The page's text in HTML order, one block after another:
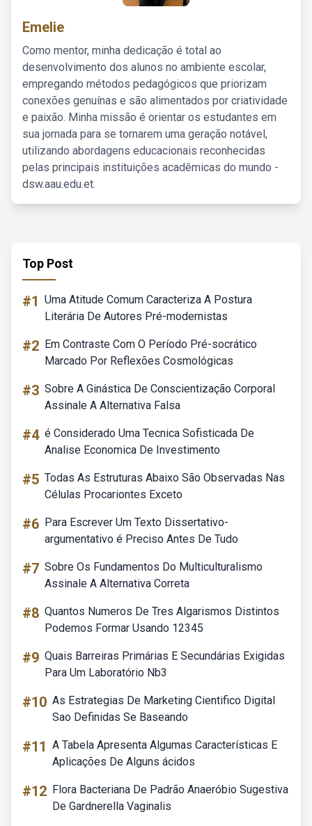
Emelie
Como mentor, minha dedicação é total ao
desenvolvimento dos alunos no ambiente escolar,
empregando métodos pedagógicos que priorizam
conexões genuínas e são alimentados por criatividade
e paixão. Minha missão é orientar os estudantes em
sua jornada para se tornarem uma geração notável,
utilizando abordagens educacionais reconhecidas
pelas principais instituições acadêmicas do mundo -
dsw.aau.edu.et.
Top Post
#1 Uma Atitude Comum Caracteriza A Postura
Literária De Autores Pré-modernistas
#2 Em Contraste Com O Período Pré-socrático
Marcado Por Reflexões Cosmológicas
#3 Sobre A Ginástica De Conscientização Corporal
Assinale A Alternativa Falsa
#4 é Considerado Uma Tecnica Sofisticada De
Analise Economica De Investimento
#5 Todas As Estruturas Abaixo São Observadas Nas
Células Procariontes Exceto
#6 Para Escrever Um Texto Dissertativo-
argumentativo é Preciso Antes De Tudo
#7 Sobre Os Fundamentos Do Multiculturalismo
Assinale A Alternativa Correta
#8 Quantos Numeros De Tres Algarismos Distintos
Podemos Formar Usando 12345
#9 Quais Barreiras Primárias E Secundárias Exigidas
Para Um Laboratório Nb3
#10 As Estrategias De Marketing Cientifico Digital
Sao Definidas Se Baseando
#11 A Tabela Apresenta Algumas Características E
Aplicações De Alguns ácidos
#12 Flora Bacteriana De Padrão Anaeróbio Sugestiva
De Gardnerella Vaginalis